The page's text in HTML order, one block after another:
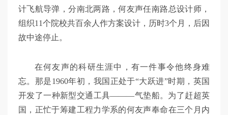
计飞航导弹，分南北两路，何友声任南路总设计师，
组织11个院校共百余人作方案设计，历时3个月，后因
故中途停止。
在何友声的科研生涯中，有一件事令他终身难
忘。那是1960年初，我国正处于“大跃进”时期，英国
开发了一种新型交通工具———气垫船。为了赶超英
国，正忙于筹建工程力学系的何友声奉命在三个月内